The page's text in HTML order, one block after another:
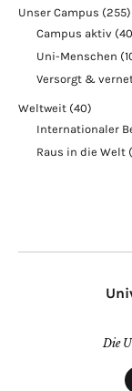
Unser Campus (255)
Campus aktiv
Uni-Menschen
Versorgt &
Weltweit (40)
Internationaler
Raus in die Welt
Die